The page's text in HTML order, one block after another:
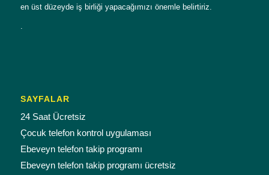
en üst düzeyde iş birliği yapacağımızı önemle belirtiriz.
.
SAYFALAR
24 Saat Ücretsiz
Çocuk telefon kontrol uygulaması
Ebeveyn telefon takip programı
Ebeveyn telefon takip programı ücretsiz